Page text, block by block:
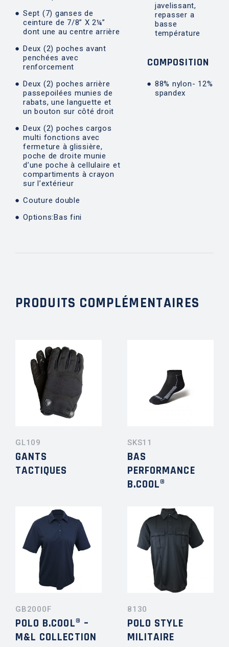
Sept (7) ganses de
ceinture de 7/8” X 2¼”
dont une au centre arrière
Deux (2) poches avant
penchées avec
renforcement
Deux (2) poches arrière
passepoilées munies de
rabats, une languette et
un bouton sur côté droit
Deux (2) poches cargos
multi fonctions avec
fermeture à glissière,
poche de droite munie
d’une poche à cellulaire et
compartiments à crayon
sur l’extérieur
Couture double
Options:Bas fini
javelissant,
repasser a
basse
température
COMPOSITION
88% nylon- 12%
spandex
PRODUITS COMPLÉMENTAIRES
GL109
GANTS
TACTIQUES
SKS11
BAS
PERFORMANCE
B.COOL®
GB2000F
POLO B.COOL® –
M&L COLLECTION
8130
POLO STYLE
MILITAIRE